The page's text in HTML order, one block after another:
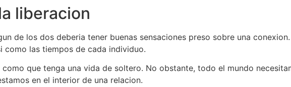
liberacion
de los dos deberia tener buenas sensaciones preso sobre una conexion.
como las tiempos de cada individuo.
que tenga una vida de soltero. No obstante, todo el mundo
en el interior de una relacion.